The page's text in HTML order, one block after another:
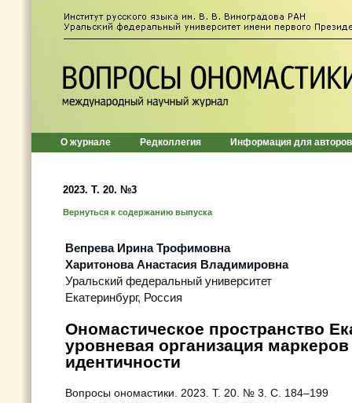
О журнале Редколлегия Информация для авторов
2023. Т. 20. №3
Вернуться к содержанию выпуска
Вепрева Ирина Трофимовна
Харитонова Анастасия Владимировна
Уральский федеральный университет
Екатеринбург, Россия
Ономастическое пространство
уровневая организация
идентичности
Вопросы ономастики. 2023. Т. 20. № 3. С. 184–199